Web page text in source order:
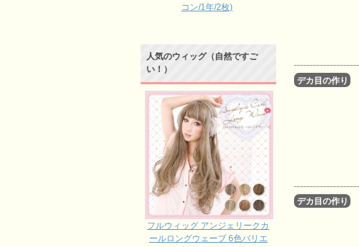
デカ目の作り
デカ目の作り
コン/1年/2枚)
人気のウィッグ（自然ですご
い！）
フルウィッグ アンジェリークカ
ールロングウェーブ 6色バリエ